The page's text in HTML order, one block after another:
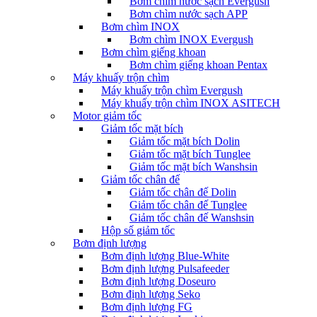
Bơm chìm nước sạch APP
Bơm chìm INOX
Bơm chìm INOX Evergush
Bơm chìm giếng khoan
Bơm chìm giếng khoan Pentax
Máy khuấy trộn chìm
Máy khuấy trộn chìm Evergush
Máy khuấy trộn chìm INOX ASITECH
Motor giảm tốc
Giảm tốc mặt bích
Giảm tốc mặt bích Dolin
Giảm tốc mặt bích Tunglee
Giảm tốc mặt bích Wanshsin
Giảm tốc chân đế
Giảm tốc chân đế Dolin
Giảm tốc chân đế Tunglee
Giảm tốc chân đế Wanshsin
Hộp số giảm tốc
Bơm định lượng
Bơm định lượng Blue-White
Bơm định lượng Pulsafeeder
Bơm định lượng Doseuro
Bơm định lượng Seko
Bơm định lượng FG